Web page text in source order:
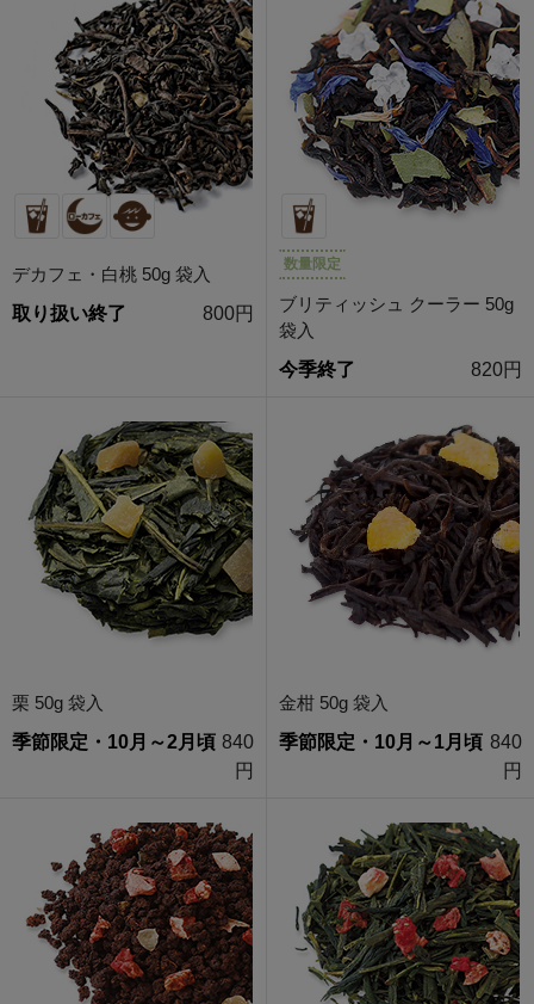
デカフェ・白桃 50g 袋入
取り扱い終了
800円
数量限定
ブリティッシュ クーラー 50g
袋入
今季終了
820円
栗 50g 袋入
季節限定・10月～2月頃 840
円
金柑 50g 袋入
季節限定・10月～1月頃 840
円